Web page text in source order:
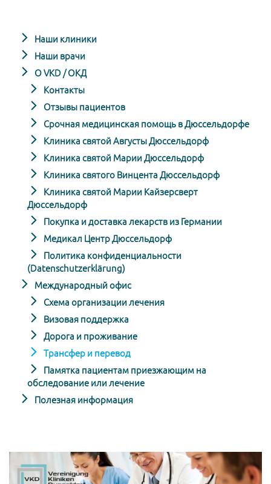
Наши клиники
Наши врачи
О VKD / ОКД
Контакты
Отзывы пациентов
Срочная медицинская помощь в Дюссельдорфе
Клиника святой Августы Дюссельдорф
Клиника святой Марии Дюссельдорф
Клиника святого Винцента Дюссельдорф
Клиника святой Марии Кайзерсверт
Дюссельдорф
Покупка и доставка лекарств из Германии
Медикал Центр Дюссельдорф
Политика конфиденциальности
(Datenschutzerklärung)
Международный офис
Схема организации лечения
Визовая поддержка
Дорога и проживание
Трансфер и перевод
Памятка пациентам приезжающим на
обследование или лечение
Полезная информация